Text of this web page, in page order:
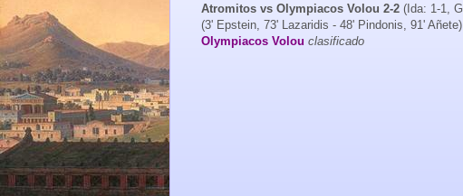
Atromitos vs Olympiacos Volou 2-2 (Ida: 1-1,
(3' Epstein, 73' Lazaridis - 48' Pindonis, 91' Añete)
Olympiacos Volou clasificado